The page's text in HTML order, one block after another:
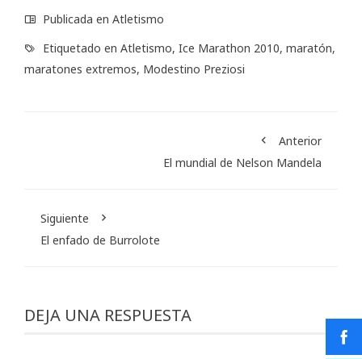
Publicada en Atletismo
Etiquetado en Atletismo, Ice Marathon 2010, maratón,
maratones extremos, Modestino Preziosi
Anterior
El mundial de Nelson Mandela
Siguiente
El enfado de Burrolote
DEJA UNA RESPUESTA